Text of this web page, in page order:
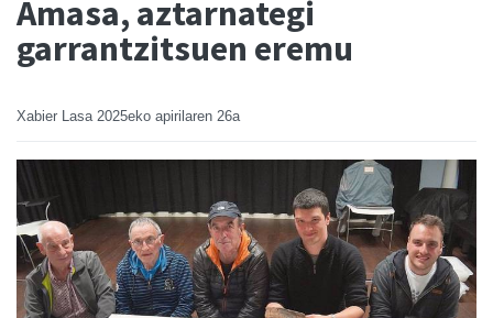
Amasa, aztarnategi
garrantzitsuen eremu
Xabier Lasa 2025eko apirilaren 26a